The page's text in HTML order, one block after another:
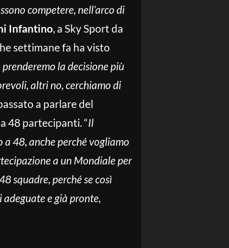
competere, nell’arco di
Infantino, a Sky Sport da
settimane fa ha visto
la decisione più
altri no, cerchiamo di
a parlare del
48 partecipanti. “Il
48, anche perché vogliamo
a un Mondiale per
squadre, perché se così
e già pronte,